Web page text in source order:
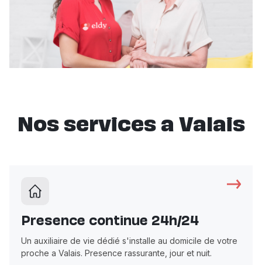
Nos services a Valais
Presence continue 24h/24
Un auxiliaire de vie dédié s'installe au domicile de votre
proche a Valais. Presence rassurante, jour et nuit.